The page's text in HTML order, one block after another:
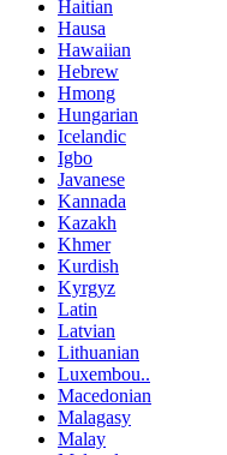
Haitian
Hausa
Hawaiian
Hebrew
Hmong
Hungarian
Icelandic
Igbo
Javanese
Kannada
Kazakh
Khmer
Kurdish
Kyrgyz
Latin
Latvian
Lithuanian
Luxembou..
Macedonian
Malagasy
Malay